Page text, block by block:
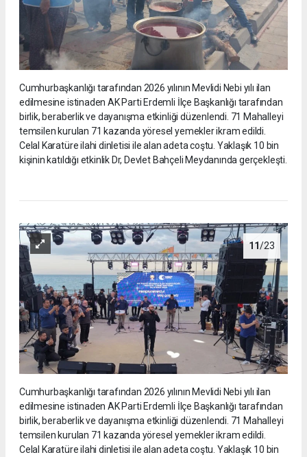
Cumhurbaşkanlığı tarafından 2026 yılının Mevlidi Nebi yılı ilan
edilmesine istinaden AK Parti Erdemli İlçe Başkanlığı tarafından
birlik, beraberlik ve dayanışma etkinliği düzenlendi. 71 Mahalleyi
temsilen kurulan 71 kazanda yöresel yemekler ikram edildi.
Celal Karatüre ilahi dinletisi ile alan adeta coştu. Yaklaşık 10 bin
kişinin katıldığı etkinlik Dr, Devlet Bahçeli Meydanında gerçekleşti.
11/23
Cumhurbaşkanlığı tarafından 2026 yılının Mevlidi Nebi yılı ilan
edilmesine istinaden AK Parti Erdemli İlçe Başkanlığı tarafından
birlik, beraberlik ve dayanışma etkinliği düzenlendi. 71 Mahalleyi
temsilen kurulan 71 kazanda yöresel yemekler ikram edildi.
Celal Karatüre ilahi dinletisi ile alan adeta coştu. Yaklaşık 10 bin